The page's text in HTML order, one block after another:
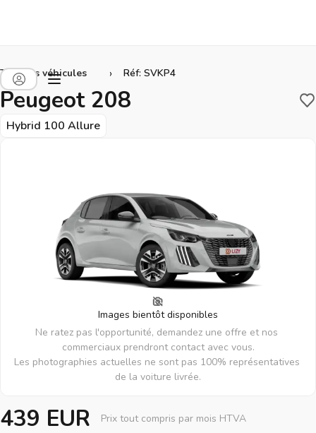
Tous les véhicules › Réf: SVKP4
Peugeot 208
Hybrid 100 Allure
Images bientôt disponibles
Ne ratez pas l'opportunité, demandez une offre et nos
commerciaux prendront contact avec vous.
Les photographies actuelles ne sont pas 100% représentatives
de la voiture livrée.
439 EUR
Prix tout compris par mois HTVA